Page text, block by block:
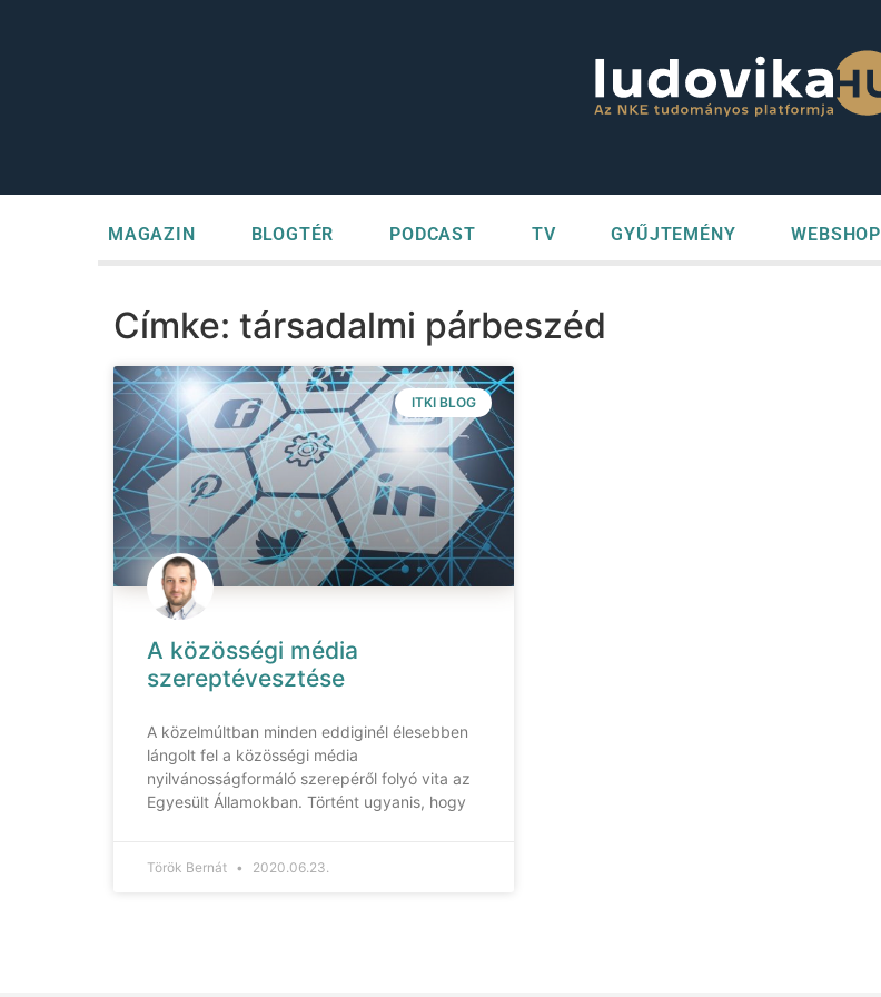
MAGAZIN BLOGTÉR PODCAST TV GYŰJTEMÉNY WEBSHOP
Címke: társadalmi párbeszéd
ITKI BLOG
A közösségi média
szereptévesztése
A közelmúltban minden eddiginél élesebben
lángolt fel a közösségi média
nyilvánosságformáló szerepéről folyó vita az
Egyesült Államokban. Történt ugyanis, hogy
Török Bernát 2020.06.23.